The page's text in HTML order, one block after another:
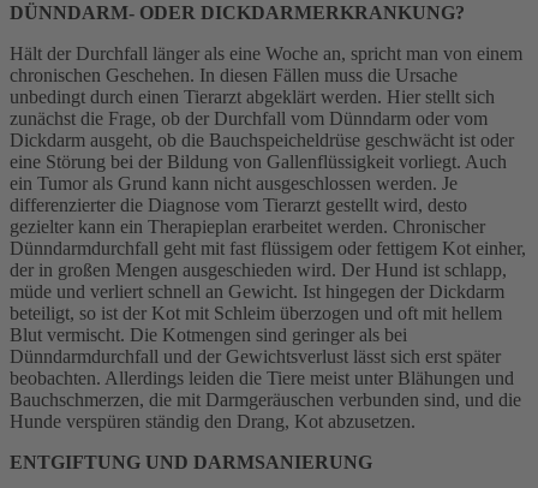
DÜNNDARM- ODER DICKDARMERKRANKUNG?
Hält der Durchfall länger als eine Woche an, spricht man von einem
chronischen Geschehen. In diesen Fällen muss die Ursache
unbedingt durch einen Tierarzt abgeklärt werden. Hier stellt sich
zunächst die Frage, ob der Durchfall vom Dünndarm oder vom
Dickdarm ausgeht, ob die Bauchspeicheldrüse geschwächt ist oder
eine Störung bei der Bildung von Gallenflüssigkeit vorliegt. Auch
ein Tumor als Grund kann nicht ausgeschlossen werden. Je
differenzierter die Diagnose vom Tierarzt gestellt wird, desto
gezielter kann ein Therapieplan erarbeitet werden. Chronischer
Dünndarmdurchfall geht mit fast flüssigem oder fettigem Kot einher,
der in großen Mengen ausgeschieden wird. Der Hund ist schlapp,
müde und verliert schnell an Gewicht. Ist hingegen der Dickdarm
beteiligt, so ist der Kot mit Schleim überzogen und oft mit hellem
Blut vermischt. Die Kotmengen sind geringer als bei
Dünndarmdurchfall und der Gewichtsverlust lässt sich erst später
beobachten. Allerdings leiden die Tiere meist unter Blähungen und
Bauchschmerzen, die mit Darmgeräuschen verbunden sind, und die
Hunde verspüren ständig den Drang, Kot abzusetzen.
ENTGIFTUNG UND DARMSANIERUNG